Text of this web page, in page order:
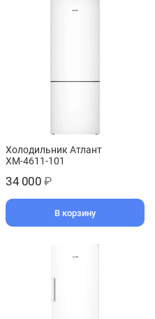
Холодильник Атлант
ХМ-4611-101
34 000 ₽
В корзину